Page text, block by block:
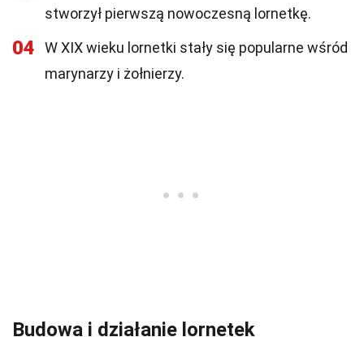
stworzył pierwszą nowoczesną lornetkę.
04
W XIX wieku lornetki stały się popularne wśród
marynarzy i żołnierzy.
Budowa i działanie lornetek